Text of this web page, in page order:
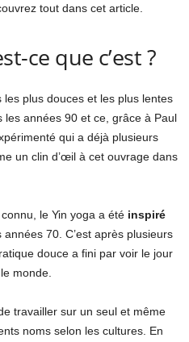
tout dans cet article.
ce que c’est ?
les plus douces et les plus lentes
années 90 et ce, grâce à Paul
qui a déjà plusieurs
un clin d’œil à cet ouvrage dans
le Yin yoga a été inspiré
années 70. C’est après plusieurs
douce a fini par voir le jour
monde.
travailler sur un seul et même
noms selon les cultures. En